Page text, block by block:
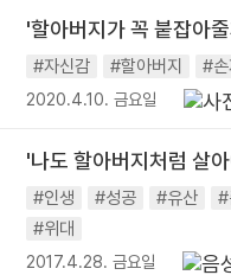
'할아버지가 꼭 붙잡아
#자신감 #할아버지 #
2020.4.10. 금요일
'나도 할아버지처럼 살
#인생 #성공 #유산 #
#위대
2017.4.28. 금요일